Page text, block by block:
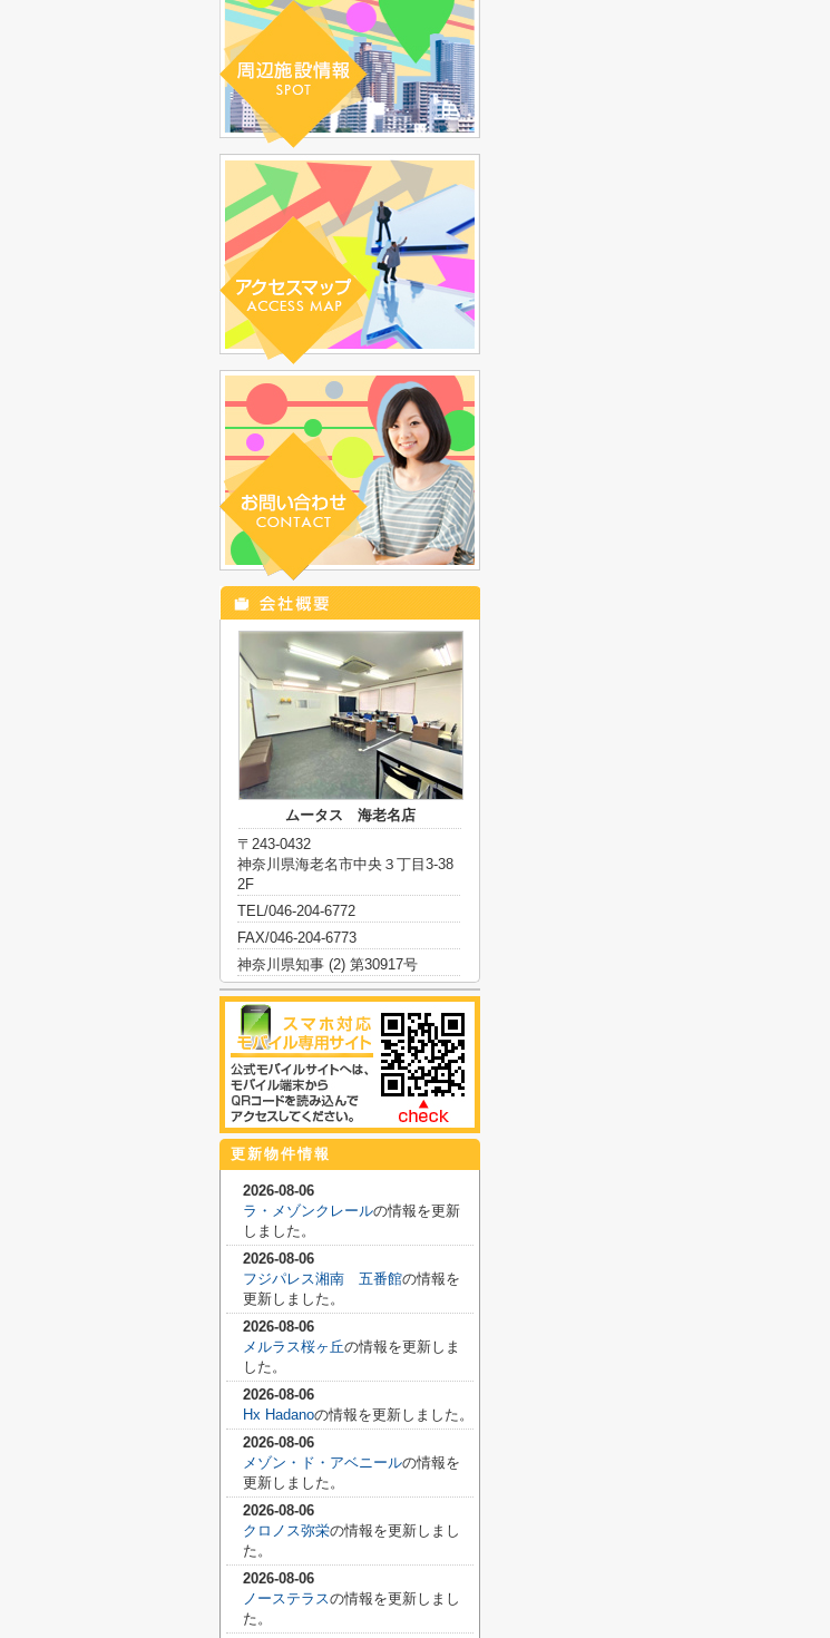
ムータス 海老名店
〒243-0432
神奈川県海老名市中央３丁目3-38
2F
TEL/046-204-6772
FAX/046-204-6773
神奈川県知事 (2) 第30917号
更新物件情報
2026-08-06
ラ・メゾンクレールの情報を更新
しました。
2026-08-06
フジパレス湘南 五番館の情報を
更新しました。
2026-08-06
メルラス桜ヶ丘の情報を更新しま
した。
2026-08-06
Hx Hadanoの情報を更新しました。
2026-08-06
メゾン・ド・アベニールの情報を
更新しました。
2026-08-06
クロノス弥栄の情報を更新しまし
た。
2026-08-06
ノーステラスの情報を更新しまし
た。